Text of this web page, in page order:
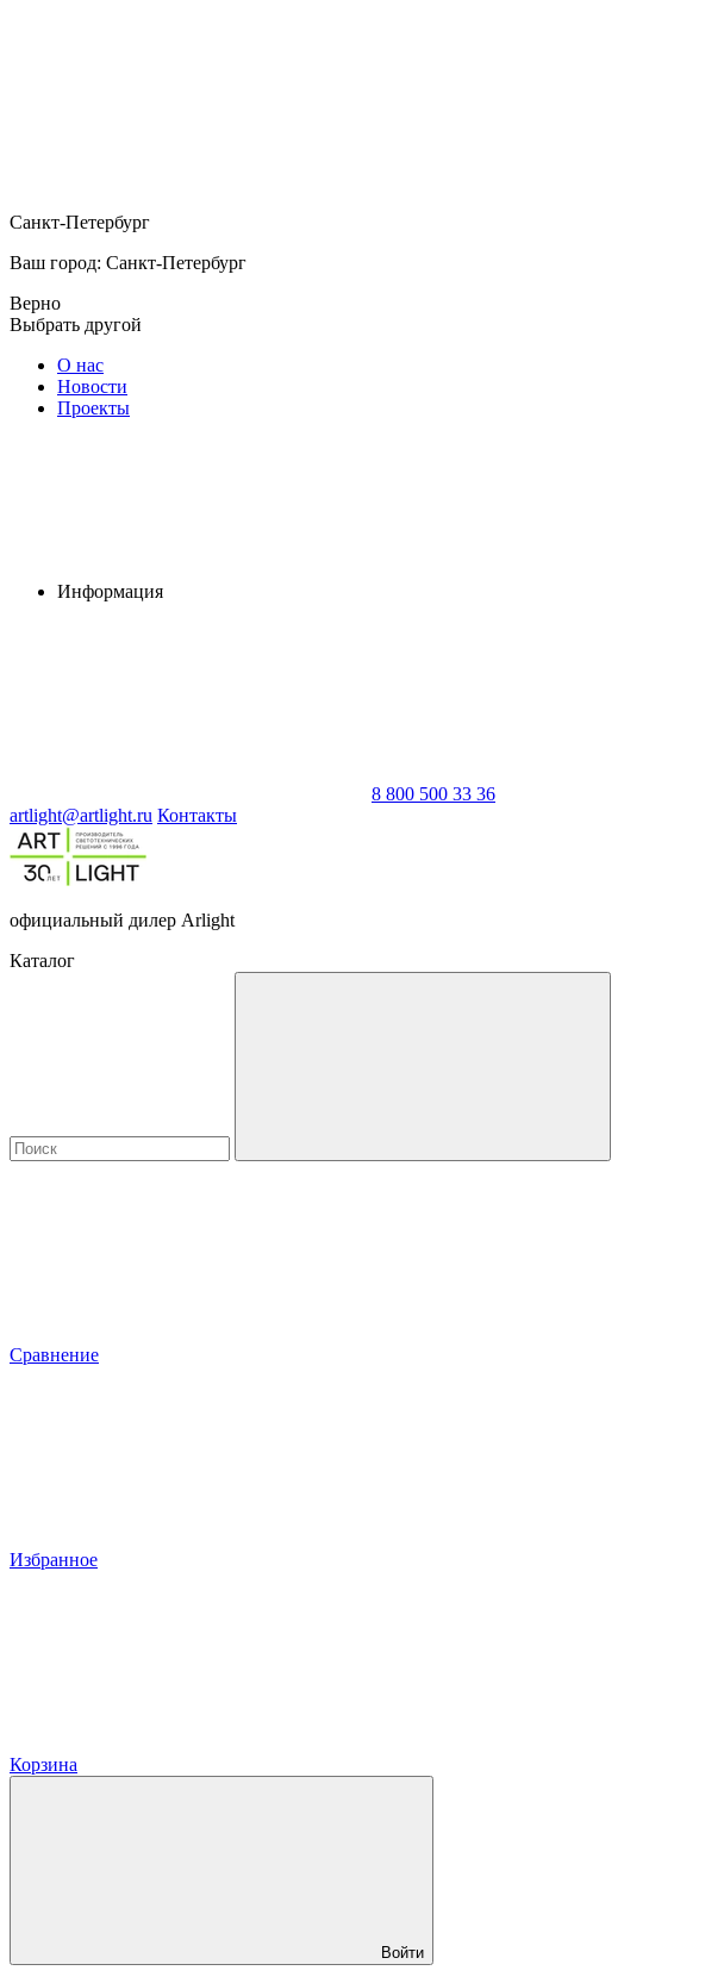
Санкт-Петербург
Ваш город: Санкт-Петербург
Верно
Выбрать другой
О нас
Новости
Проекты
Информация
8 800 500 33 36
artlight@artlight.ru Контакты
официальный дилер Arlight
Каталог
Сравнение
Избранное
Корзина
Войти